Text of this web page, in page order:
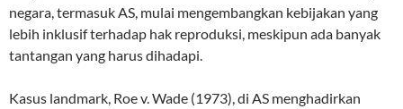
negara, termasuk AS, mulai mengembangkan kebijakan yang
lebih inklusif terhadap hak reproduksi, meskipun ada banyak
tantangan yang harus dihadapi.
Kasus landmark, Roe v. Wade (1973), di AS menghadirkan